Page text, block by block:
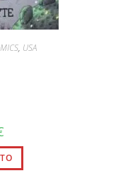
, USA
actual
es:
12,26 €.